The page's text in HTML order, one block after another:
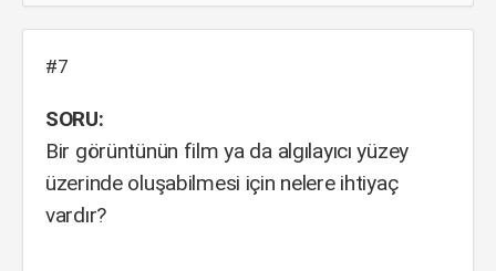
#7
SORU:
Bir görüntünün film ya da algılayıcı yüzey
üzerinde oluşabilmesi için nelere ihtiyaç
vardır?